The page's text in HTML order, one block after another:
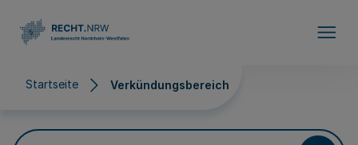
Startseite Verkündungsbereich
Verkündungsbereich